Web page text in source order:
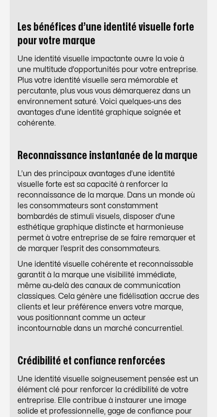
Les bénéfices d’une identité visuelle forte
pour votre marque
Une identité visuelle impactante ouvre la voie à
une multitude d'opportunités pour votre entreprise.
Plus votre identité visuelle sera mémorable et
percutante, plus vous vous démarquerez dans un
environnement saturé. Voici quelques-uns des
avantages d'une identité graphique soignée et
cohérente.
Reconnaissance instantanée de la marque
L’un des principaux avantages d’une identité
visuelle forte est sa capacité à renforcer la
reconnaissance de la marque. Dans un monde où
les consommateurs sont constamment
bombardés de stimuli visuels, disposer d’une
esthétique graphique distincte et harmonieuse
permet à votre entreprise de se faire remarquer et
de marquer l’esprit des consommateurs.
Une identité visuelle cohérente et reconnaissable
garantit à la marque une visibilité immédiate,
même au-delà des canaux de communication
classiques. Cela génère une fidélisation accrue des
clients et leur préférence envers votre marque,
vous positionnant comme un acteur
incontournable dans un marché concurrentiel.
Crédibilité et confiance renforcées
Une identité visuelle soigneusement pensée est un
élément clé pour renforcer la crédibilité de votre
entreprise. Elle contribue à instaurer une image
solide et professionnelle, gage de confiance pour